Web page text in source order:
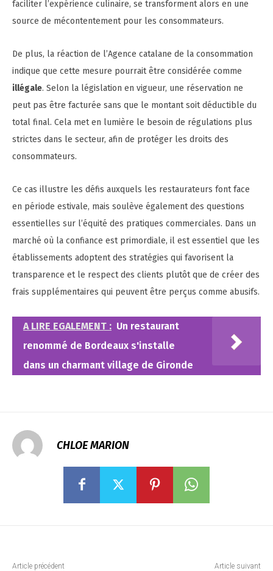
faciliter l’expérience culinaire, se transforment alors en une
source de mécontentement pour les consommateurs.
De plus, la réaction de l’Agence catalane de la consommation
indique que cette mesure pourrait être considérée comme
illégale. Selon la législation en vigueur, une réservation ne
peut pas être facturée sans que le montant soit déductible du
total final. Cela met en lumière le besoin de régulations plus
strictes dans le secteur, afin de protéger les droits des
consommateurs.
Ce cas illustre les défis auxquels les restaurateurs font face
en période estivale, mais soulève également des questions
essentielles sur l’équité des pratiques commerciales. Dans un
marché où la confiance est primordiale, il est essentiel que les
établissements adoptent des stratégies qui favorisent la
transparence et le respect des clients plutôt que de créer des
frais supplémentaires qui peuvent être perçus comme abusifs.
A LIRE EGALEMENT : Un restaurant
renommé de Bordeaux s'installe
dans un charmant village de Gironde
CHLOE MARION
Article précédent
Article suivant